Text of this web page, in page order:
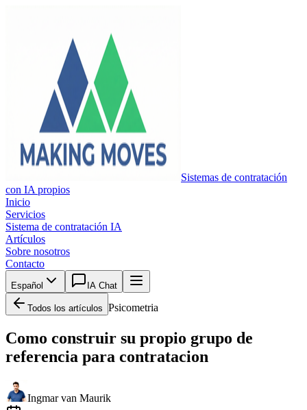
Sistemas de contratación
con IA propios
Inicio
Servicios
Sistema de contratación IA
Artículos
Sobre nosotros
Contacto
Español IA Chat
Todos los artículos Psicometria
Como construir su propio grupo de
referencia para contratacion
Ingmar van Maurik